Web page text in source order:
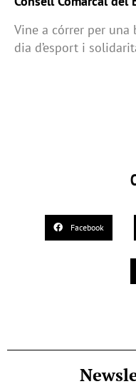
Vine a córrer per una
dia d’esport i
Facebook